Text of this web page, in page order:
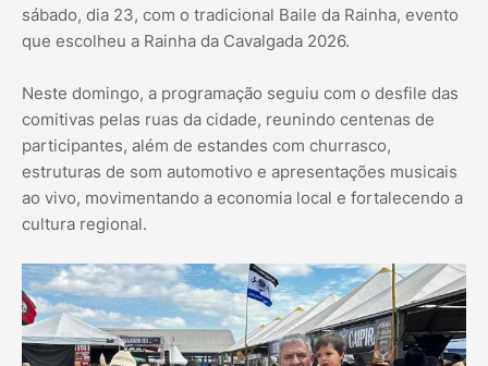
sábado, dia 23, com o tradicional Baile da Rainha, evento
que escolheu a Rainha da Cavalgada 2026.
Neste domingo, a programação seguiu com o desfile das
comitivas pelas ruas da cidade, reunindo centenas de
participantes, além de estandes com churrasco,
estruturas de som automotivo e apresentações musicais
ao vivo, movimentando a economia local e fortalecendo a
cultura regional.